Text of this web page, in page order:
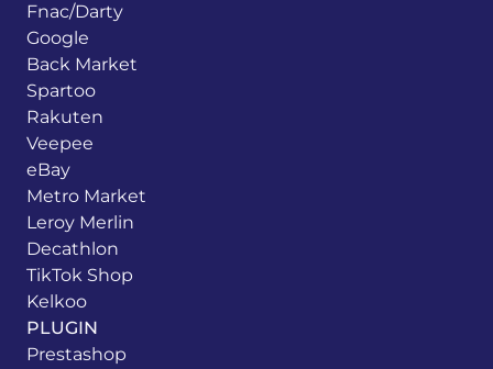
Fnac/Darty
Google
Back Market
Spartoo
Rakuten
Veepee
eBay
Metro Market
Leroy Merlin
Decathlon
TikTok Shop
Kelkoo
PLUGIN
Prestashop